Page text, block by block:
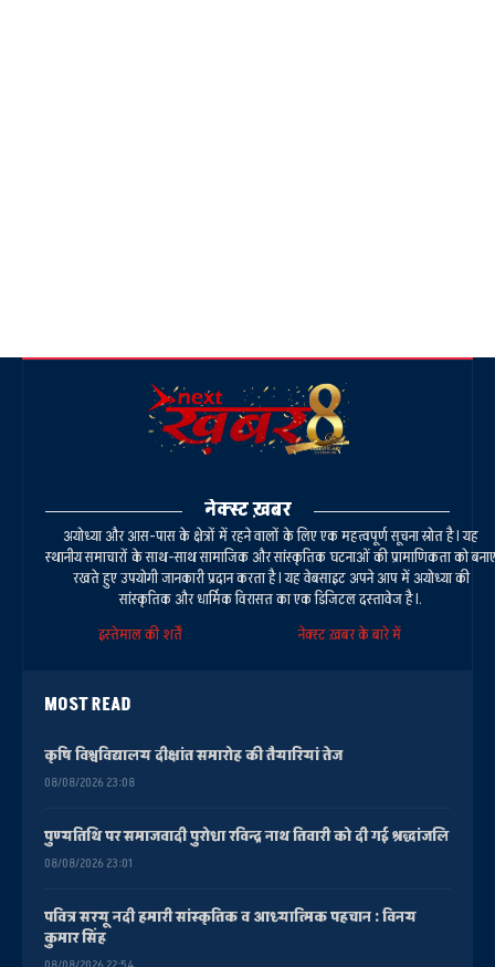
नेक्स्ट ख़बर
अयोध्या और आस-पास के क्षेत्रों में रहने वालों के लिए एक महत्वपूर्ण सूचना स्रोत है। यह
स्थानीय समाचारों के साथ-साथ सामाजिक और सांस्कृतिक घटनाओं की प्रामाणिकता को बनाए
रखते हुए उपयोगी जानकारी प्रदान करता है। यह वेबसाइट अपने आप में अयोध्या की
सांस्कृतिक और धार्मिक विरासत का एक डिजिटल दस्तावेज है।.
इस्तेमाल की शर्तें
नेक्स्ट ख़बर के बारे में
MOST READ
कृषि विश्वविद्यालय दीक्षांत समारोह की तैयारियां तेज
08/08/2026 23:08
पुण्यतिथि पर समाजवादी पुरोधा रविन्द्र नाथ तिवारी को दी गई श्रद्धांजलि
08/08/2026 23:01
पवित्र सरयू नदी हमारी सांस्कृतिक व आध्यात्मिक पहचान : विनय
कुमार सिंह